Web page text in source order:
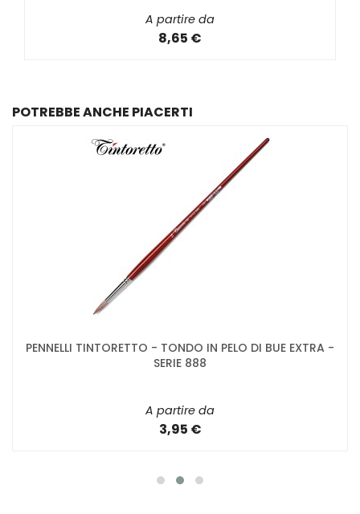
A partire da
8,65 €
POTREBBE ANCHE PIACERTI
PENNELLI TINTORETTO - TONDO IN PELO DI BUE EXTRA -
SERIE 888
A partire da
3,95 €